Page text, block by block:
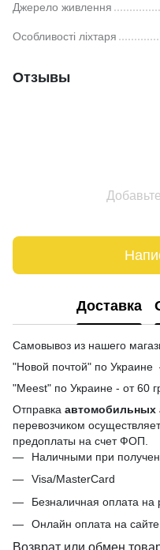
Джерело живлення
Особливості ліхтаря
Отзывы
Доставка
Самовывоз из нашего
"Новой почтой" по Украине
"Meest" по Украине - от 60
Отправка автомобильных
перевозчиком
предоплаты на счет ФОП.
Наличными при
Visa/MasterCard
Безналичная оплата на
Онлайн оплата на сайте
Возврат или обмен